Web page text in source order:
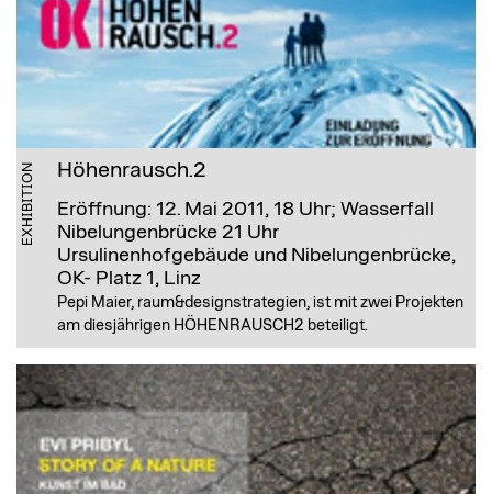
EXHIBITION Höhenrausch.2
Eröffnung: 12. Mai 2011, 18 Uhr; Wasserfall
Nibelungenbrücke 21 Uhr
Ursulinenhofgebäude und Nibelungenbrücke,
OK- Platz 1, Linz
Pepi Maier, raum&designstrategien, ist mit zwei Projekten
am diesjährigen HÖHENRAUSCH2 beteiligt.